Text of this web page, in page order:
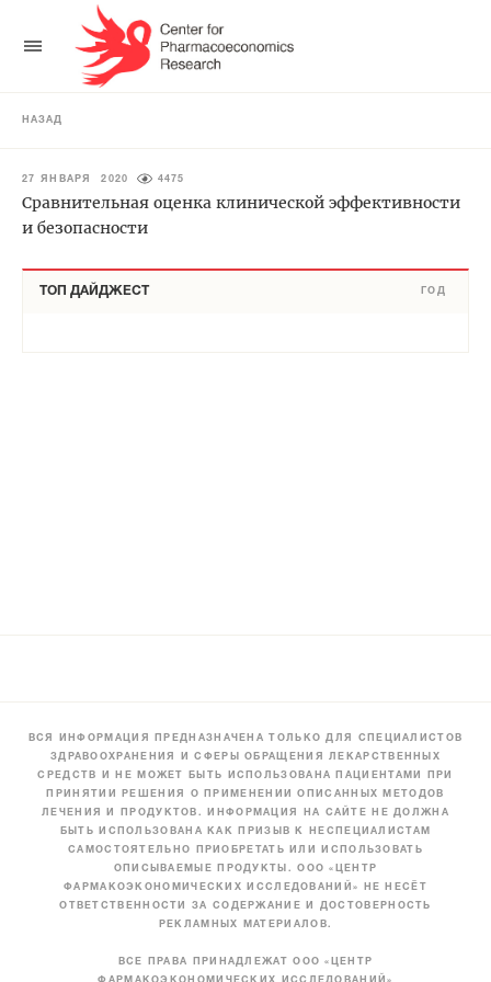
НАЗАД
27 ЯНВАРЯ 2020 4475
Сравнительная оценка клинической эффективности
и безопасности
ТОП ДАЙДЖЕСТ ГОД
ВСЯ ИНФОРМАЦИЯ ПРЕДНАЗНАЧЕНА ТОЛЬКО ДЛЯ СПЕЦИАЛИСТОВ
ЗДРАВООХРАНЕНИЯ И СФЕРЫ ОБРАЩЕНИЯ ЛЕКАРСТВЕННЫХ
СРЕДСТВ И НЕ МОЖЕТ БЫТЬ ИСПОЛЬЗОВАНА ПАЦИЕНТАМИ ПРИ
ПРИНЯТИИ РЕШЕНИЯ О ПРИМЕНЕНИИ ОПИСАННЫХ МЕТОДОВ
ЛЕЧЕНИЯ И ПРОДУКТОВ. ИНФОРМАЦИЯ НА САЙТЕ НЕ ДОЛЖНА
БЫТЬ ИСПОЛЬЗОВАНА КАК ПРИЗЫВ К НЕСПЕЦИАЛИСТАМ
САМОСТОЯТЕЛЬНО ПРИОБРЕТАТЬ ИЛИ ИСПОЛЬЗОВАТЬ
ОПИСЫВАЕМЫЕ ПРОДУКТЫ. ООО «ЦЕНТР
ФАРМАКОЭКОНОМИЧЕСКИХ ИССЛЕДОВАНИЙ» НЕ НЕСЁТ
ОТВЕТСТВЕННОСТИ ЗА СОДЕРЖАНИЕ И ДОСТОВЕРНОСТЬ
РЕКЛАМНЫХ МАТЕРИАЛОВ.
ВСЕ ПРАВА ПРИНАДЛЕЖАТ ООО «ЦЕНТР